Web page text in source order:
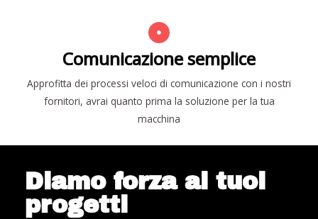
Comunicazione semplice
Approfitta dei processi veloci di comunicazione con i nostri
fornitori, avrai quanto prima la soluzione per la tua
macchina
Diamo forza ai tuoi
progetti